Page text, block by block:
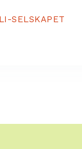
SELSKAPET